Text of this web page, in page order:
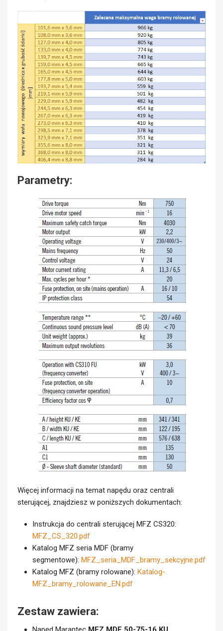
Parametry:
Więcej informacji na temat napędu oraz centrali
sterującej, znajdziesz w poniższych dokumentach:
Instrukcja do centrali sterującej MFZ CS320:
MFZ_CS_320.pdf
Katalog MFZ seria MDF (bramy
segmentowe): MFZ_seria_MDF_bramy_sekcyjne.pdf
Katalog MFZ (bramy rolowane): Katalog-
MFZ_bramy_rolowane_EN.pdf
Zestaw zawiera: